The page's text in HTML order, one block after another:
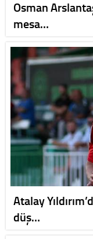
Osman
mesa…
Atalay
düş…